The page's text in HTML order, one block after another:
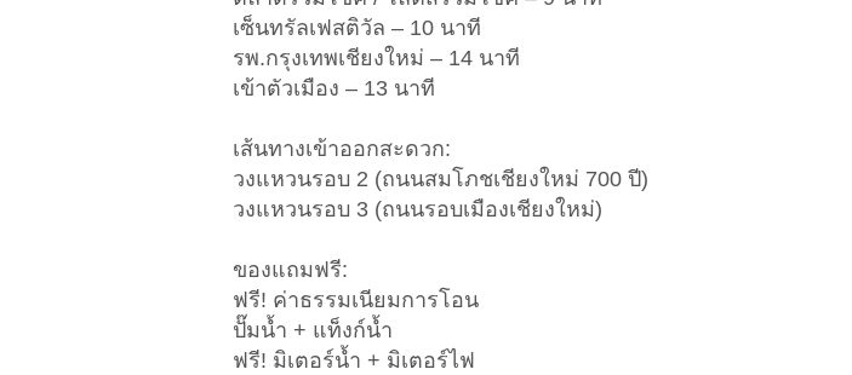
เซ็นทรัลเฟสติวัล – 10 นาที
รพ.กรุงเทพเชียงใหม่ – 14 นาที
เข้าตัวเมือง – 13 นาที
เส้นทางเข้าออกสะดวก:
วงแหวนรอบ 2 (ถนนสมโภชเชียงใหม่ 700 ปี)
วงแหวนรอบ 3 (ถนนรอบเมืองเชียงใหม่)
ของแถมฟรี:
ฟรี! ค่าธรรมเนียมการโอน
ปั๊มน้ำ + แท็งก์น้ำ
ฟรี! มิเตอร์น้ำ + มิเตอร์ไฟ